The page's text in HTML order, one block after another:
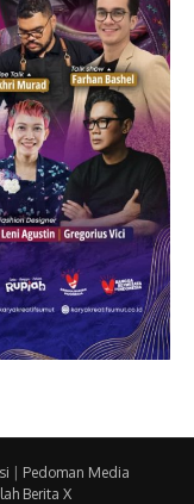
Pedoman Media
Berita X